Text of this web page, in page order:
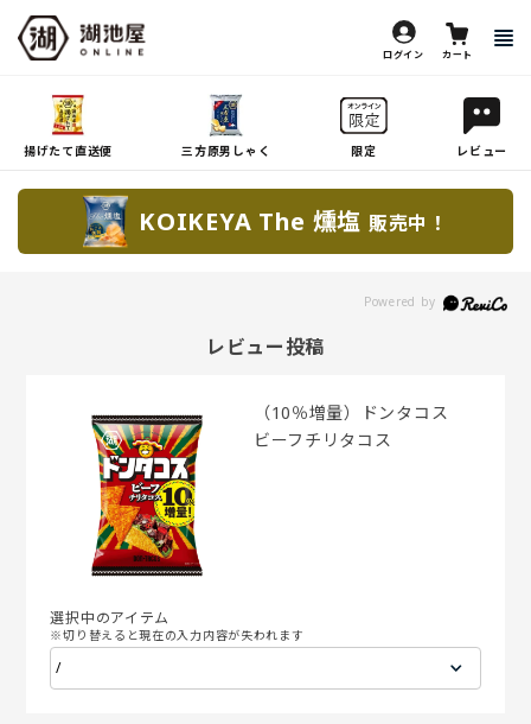
ログイン カート
揚げたて直送便 三方原男しゃく 限定 レビュー
KOIKEYA The 燻塩 販売中！
レビュー投稿
（10％増量）ドンタコス
ビーフチリタコス
選択中のアイテム
※切り替えると現在の入力内容が失われます